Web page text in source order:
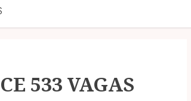
533 VAGAS